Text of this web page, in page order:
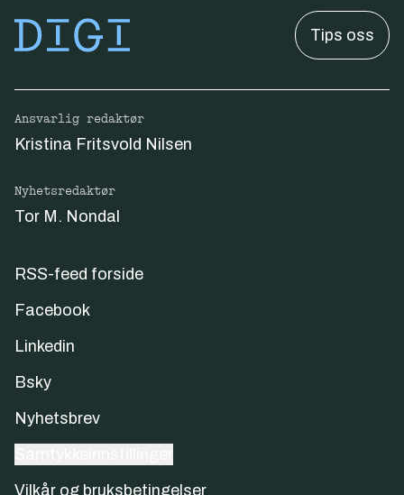
Tips oss
Ansvarlig redaktør
Kristina Fritsvold Nilsen
Nyhetsredaktør
Tor M. Nondal
RSS-feed forside
Facebook
Linkedin
Bsky
Nyhetsbrev
Vilkår og bruksbetingelser